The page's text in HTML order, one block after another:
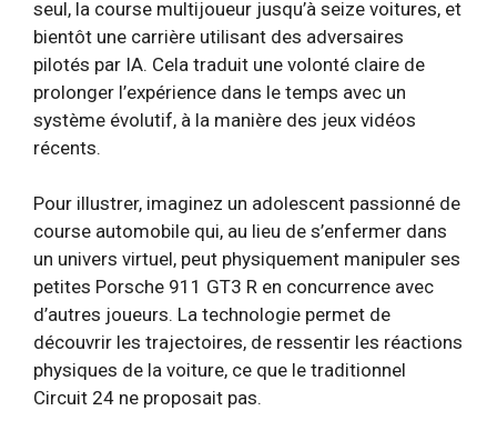
seul, la course multijoueur jusqu’à seize voitures, et
bientôt une carrière utilisant des adversaires
pilotés par IA. Cela traduit une volonté claire de
prolonger l’expérience dans le temps avec un
système évolutif, à la manière des jeux vidéos
récents.
Pour illustrer, imaginez un adolescent passionné de
course automobile qui, au lieu de s’enfermer dans
un univers virtuel, peut physiquement manipuler ses
petites Porsche 911 GT3 R en concurrence avec
d’autres joueurs. La technologie permet de
découvrir les trajectoires, de ressentir les réactions
physiques de la voiture, ce que le traditionnel
Circuit 24 ne proposait pas.